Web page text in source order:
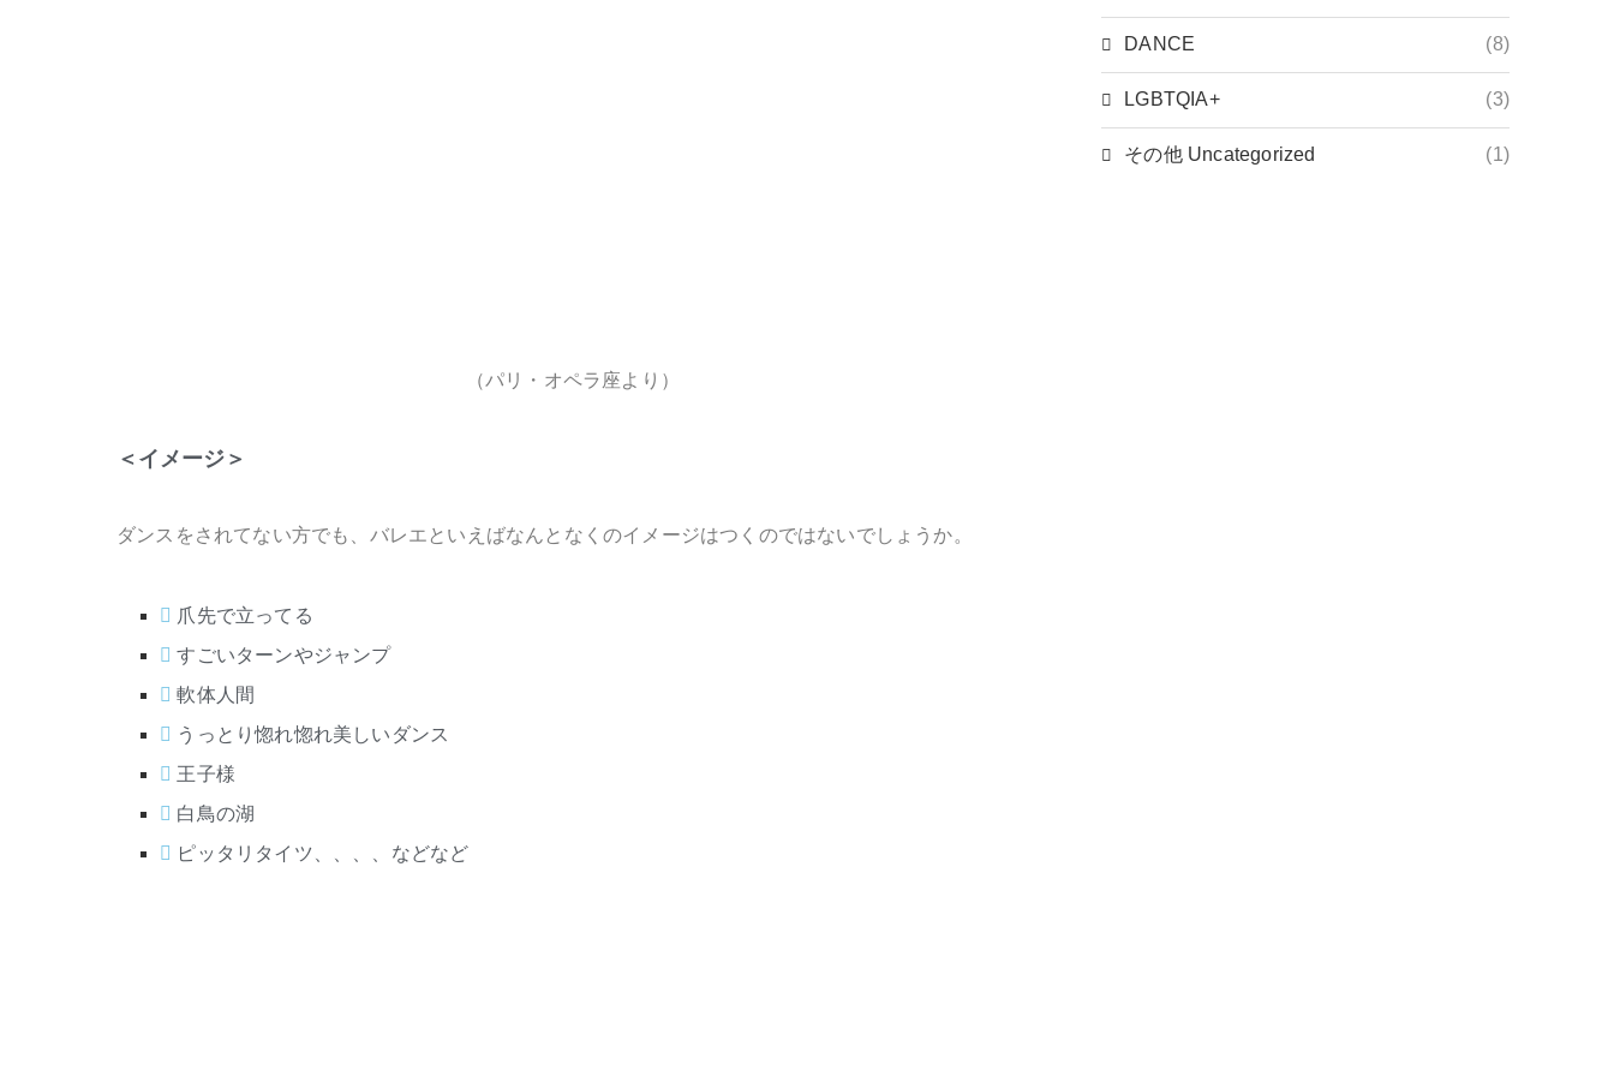
（パリ・オペラ座より）
＜イメージ＞
ダンスをされてない方でも、バレエといえばなんとなくのイメージはつくのではないでしょうか。
爪先で立ってる
すごいターンやジャンプ
軟体人間
うっとり惚れ惚れ美しいダンス
王子様
白鳥の湖
ピッタリタイツ、、、、などなど
DANCE (8)
LGBTQIA+ (3)
その他 Uncategorized (1)